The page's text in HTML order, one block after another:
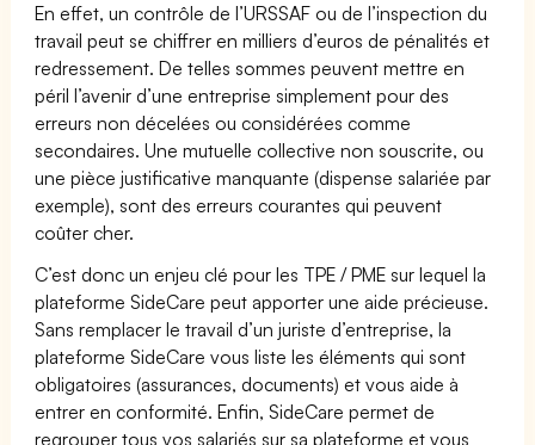
En effet, un contrôle de l’URSSAF ou de l’inspection du
travail peut se chiffrer en milliers d’euros de pénalités et
redressement. De telles sommes peuvent mettre en
péril l’avenir d’une entreprise simplement pour des
erreurs non décelées ou considérées comme
secondaires. Une mutuelle collective non souscrite, ou
une pièce justificative manquante (dispense salariée par
exemple), sont des erreurs courantes qui peuvent
coûter cher.
C’est donc un enjeu clé pour les TPE / PME sur lequel la
plateforme SideCare peut apporter une aide précieuse.
Sans remplacer le travail d’un juriste d’entreprise, la
plateforme SideCare vous liste les éléments qui sont
obligatoires (assurances, documents) et vous aide à
entrer en conformité. Enfin, SideCare permet de
regrouper tous vos salariés sur sa plateforme et vous